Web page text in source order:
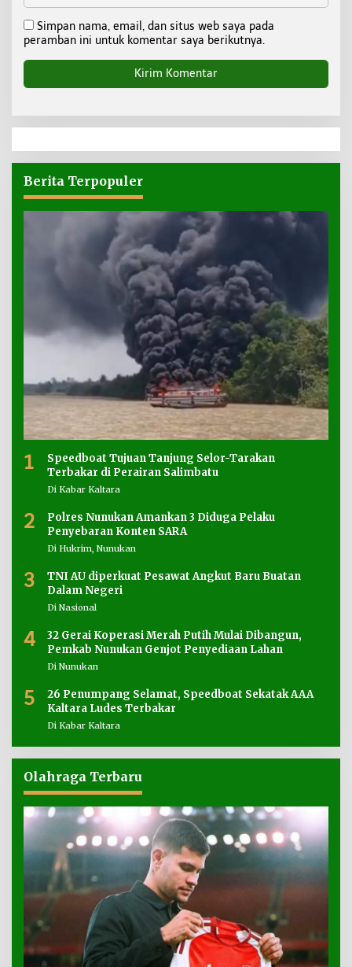
Simpan nama, email, dan situs web saya pada
peramban ini untuk komentar saya berikutnya.
Berita Terpopuler
1
Speedboat Tujuan Tanjung Selor-Tarakan
Terbakar di Perairan Salimbatu
Di Kabar Kaltara
2
Polres Nunukan Amankan 3 Diduga Pelaku
Penyebaran Konten SARA
Di Hukrim, Nunukan
3
TNI AU diperkuat Pesawat Angkut Baru Buatan
Dalam Negeri
Di Nasional
4
32 Gerai Koperasi Merah Putih Mulai Dibangun,
Pemkab Nunukan Genjot Penyediaan Lahan
Di Nunukan
5
26 Penumpang Selamat, Speedboat Sekatak AAA
Kaltara Ludes Terbakar
Di Kabar Kaltara
Olahraga Terbaru